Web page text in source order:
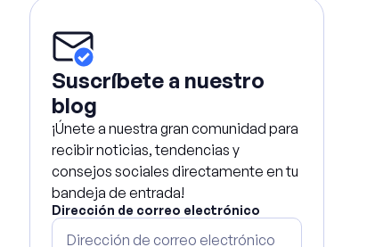
Suscríbete a nuestro
blog
¡Únete a nuestra gran comunidad para
recibir noticias, tendencias y
consejos sociales directamente en tu
bandeja de entrada!
Dirección de correo electrónico